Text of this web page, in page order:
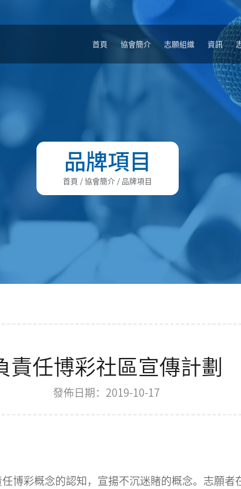
首頁 協會簡介 志願組織 資訊
品牌項目
首頁 / 協會簡介 / 品牌項目
責任博彩社區宣傳計劃
發佈日期：2019-10-17
彩概念的認知，宣揚不沉迷賭的概念。志願者